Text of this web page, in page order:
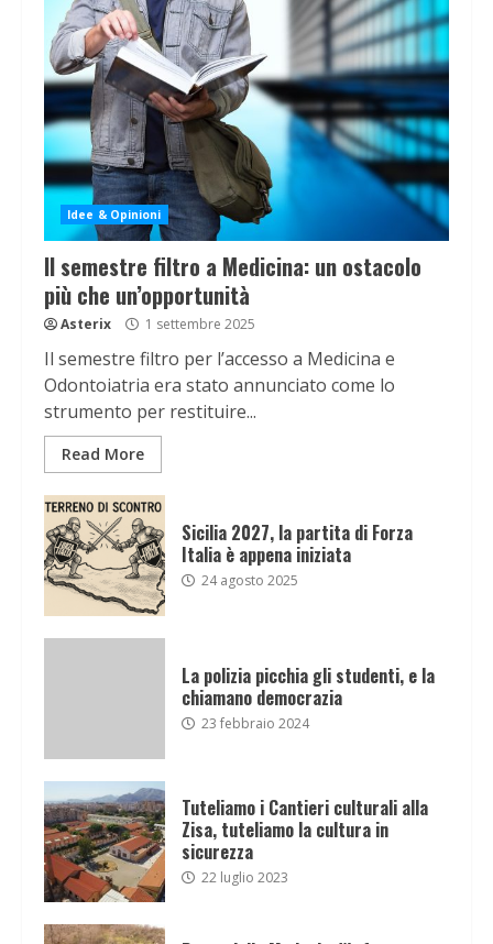
Idee & Opinioni
Il semestre filtro a Medicina: un ostacolo
più che un’opportunità
Asterix 1 settembre 2025
Il semestre filtro per l’accesso a Medicina e
Odontoiatria era stato annunciato come lo
strumento per restituire...
Read More
Sicilia 2027, la partita di Forza
Italia è appena iniziata
24 agosto 2025
La polizia picchia gli studenti, e la
chiamano democrazia
23 febbraio 2024
Tuteliamo i Cantieri culturali alla
Zisa, tuteliamo la cultura in
sicurezza
22 luglio 2023